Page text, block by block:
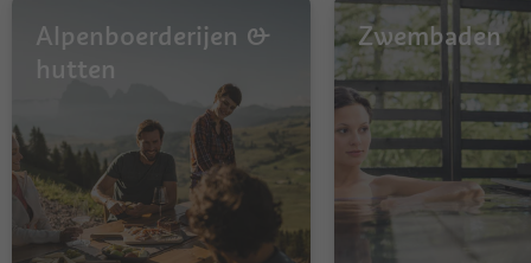
Alpenboerderijen &
hutten
Zwembaden